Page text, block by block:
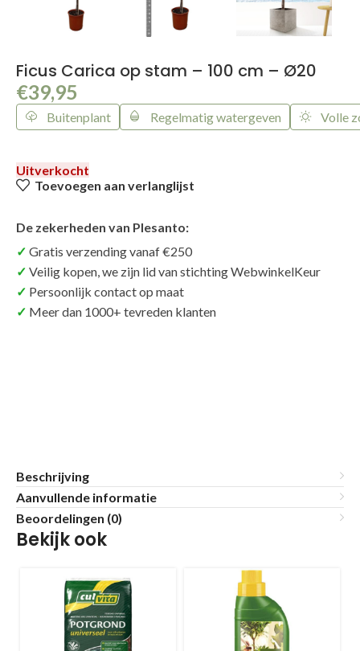
Ficus Carica op stam – 100 cm – Ø20
€39,95
Buitenplant Regelmatig watergeven Volle
Uitverkocht
Toevoegen aan verlanglijst
De zekerheden van Plesanto:
Gratis verzending vanaf €250
Veilig kopen, we zijn lid van stichting WebwinkelKeur
Persoonlijk contact op maat
Meer dan 1000+ tevreden klanten
Beschrijving
Aanvullende informatie
Beoordelingen (0)
Bekijk ook